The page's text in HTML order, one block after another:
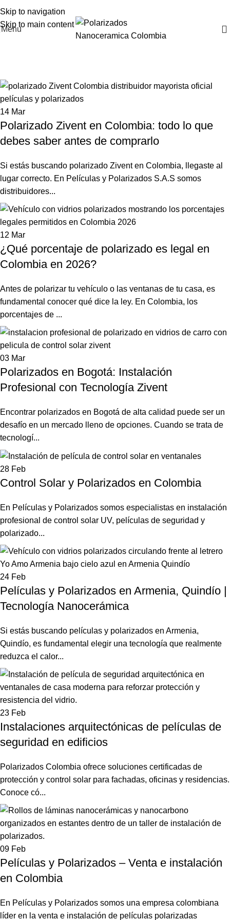
Skip to navigation
Skip to main content
Menu
14 Mar
Polarizado Zivent en Colombia: todo lo que
debes saber antes de comprarlo
Si estás buscando polarizado Zivent en Colombia, llegaste al
lugar correcto. En Películas y Polarizados S.A.S somos
distribuidores...
12 Mar
¿Qué porcentaje de polarizado es legal en
Colombia en 2026?
Antes de polarizar tu vehículo o las ventanas de tu casa, es
fundamental conocer qué dice la ley. En Colombia, los
porcentajes de ...
03 Mar
Polarizados en Bogotá: Instalación
Profesional con Tecnología Zivent
Encontrar polarizados en Bogotá de alta calidad puede ser un
desafío en un mercado lleno de opciones. Cuando se trata de
tecnologí...
28 Feb
Control Solar y Polarizados en Colombia
En Películas y Polarizados somos especialistas en instalación
profesional de control solar UV, películas de seguridad y
polarizado...
24 Feb
Películas y Polarizados en Armenia, Quindío |
Tecnología Nanocerámica
Si estás buscando películas y polarizados en Armenia,
Quindío, es fundamental elegir una tecnología que realmente
reduzca el calor...
23 Feb
Instalaciones arquitectónicas de películas de
seguridad en edificios
Polarizados Colombia ofrece soluciones certificadas de
protección y control solar para fachadas, oficinas y residencias.
Conoce có...
09 Feb
Películas y Polarizados – Venta e instalación
en Colombia
En Películas y Polarizados somos una empresa colombiana
líder en la venta e instalación de películas polarizadas